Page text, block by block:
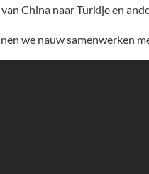
China naar Turkije en
we nauw samenwerken